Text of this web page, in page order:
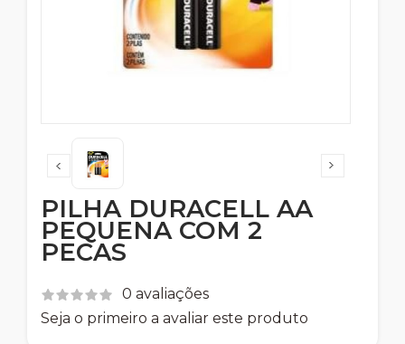
PILHA DURACELL AA
PEQUENA COM 2
PECAS
0 avaliações
Seja o primeiro a avaliar este produto